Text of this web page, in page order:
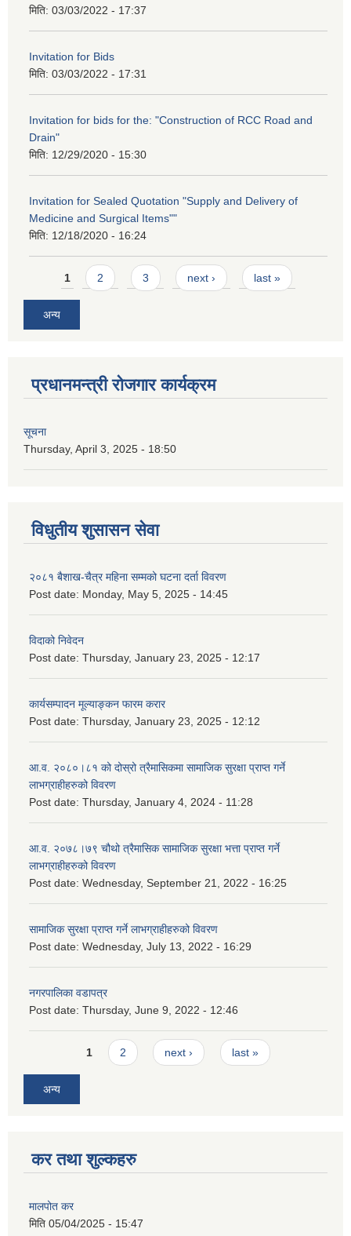
मिति: 03/03/2022 - 17:37
Invitation for Bids
मिति: 03/03/2022 - 17:31
Invitation for bids for the: "Construction of RCC Road and
Drain"
मिति: 12/29/2020 - 15:30
Invitation for Sealed Quotation "Supply and Delivery of
Medicine and Surgical Items""
मिति: 12/18/2020 - 16:24
Pages
1 2 3 next › last »
अन्य
प्रधानमन्त्री रोजगार कार्यक्रम
सूचना
Thursday, April 3, 2025 - 18:50
विधुतीय शुसासन सेवा
२०८१ बैशाख-चैत्र महिना सम्मको घटना दर्ता विवरण
Post date: Monday, May 5, 2025 - 14:45
विदाको निवेदन
Post date: Thursday, January 23, 2025 - 12:17
कार्यसम्पादन मूल्याङ्कन फारम करार
Post date: Thursday, January 23, 2025 - 12:12
आ.व. २०८०।८१ को दोस्रो त्रैमासिकमा सामाजिक सुरक्षा प्राप्त गर्ने
लाभग्राहीहरुको विवरण
Post date: Thursday, January 4, 2024 - 11:28
आ.व. २०७८।७९ चौथो त्रैमासिक सामाजिक सुरक्षा भत्ता प्राप्त गर्ने
लाभग्राहीहरुको विवरण
Post date: Wednesday, September 21, 2022 - 16:25
सामाजिक सुरक्षा प्राप्त गर्ने लाभग्राहीहरुको विवरण
Post date: Wednesday, July 13, 2022 - 16:29
नगरपालिका वडापत्र
Post date: Thursday, June 9, 2022 - 12:46
Pages1 2 next › last »
अन्य
कर तथा शुल्कहरु
मालपोत कर
मिति 05/04/2025 - 15:47